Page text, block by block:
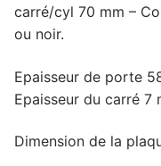
carré/cyl 70 mm –
ou noir.
Epaisseur de porte
Epaisseur du carré 7
Dimension de la